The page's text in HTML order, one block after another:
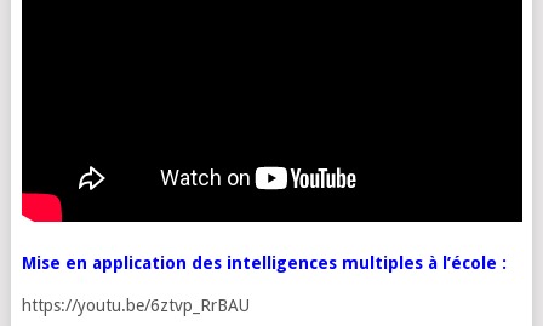
Mise en application des intelligences multiples à l’école :
https://youtu.be/6ztvp_RrBAU